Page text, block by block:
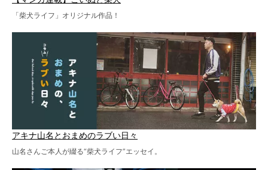
「柴犬ライフ」オリジナル作品！
アキナ山名とおまめのラブい日々
山名さんご本人が綴る“柴犬ライフ”エッセイ。